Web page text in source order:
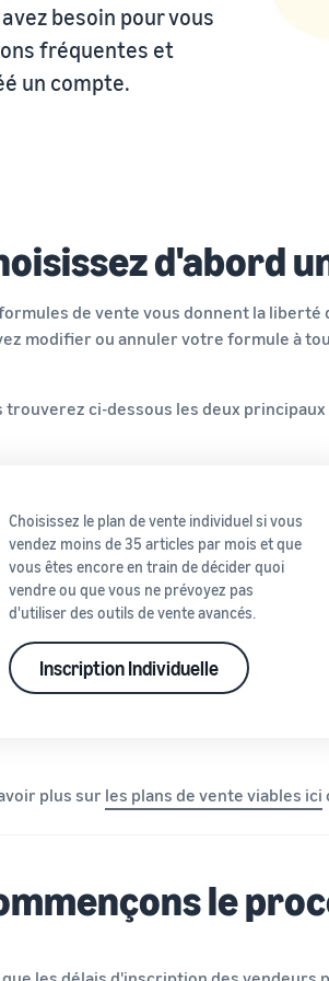
Lancez votre marque avec Amazon
Vendez au-delà des frontières du
et de l'UE
Accédez facilement à de nouveaux
Explorez les programmes de vente
Créez votre stratégie de vente avec une
programmes
besoin pour vous
fréquentes et
un compte.
d'abord
de vente vous donnent la
modifier ou annuler votre formule à
trouverez ci-dessous les deux
Choisissez le plan de vente individuel si vous
vendez moins de 35 articles par mois et que
vous êtes encore en train de décider quoi
vendre ou que vous ne prévoyez pas
d'utiliser des outils de vente avancés.
Inscription Individuelle
plus sur les plans de vente viables ici
le